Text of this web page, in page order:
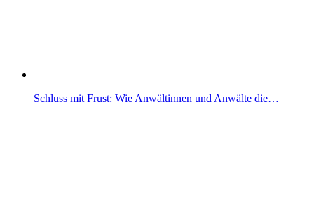
Schluss mit Frust: Wie Anwältinnen und Anwälte die…